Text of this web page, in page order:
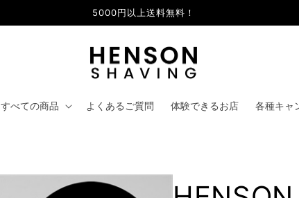
5000円以上送料無料！
すべての商品 よくあるご質問 体験できるお店 各種キャ